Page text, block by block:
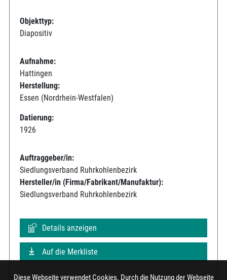
Objekttyp:
Diapositiv
Aufnahme:
Hattingen
Herstellung:
Essen (Nordrhein-Westfalen)
Datierung:
1926
Auftraggeber/in:
Siedlungsverband Ruhrkohlenbezirk
Hersteller/in (Firma/Fabrikant/Manufaktur):
Siedlungsverband Ruhrkohlenbezirk
Details anzeigen
Auf die Merkliste
Diese Webseite verwendet Cookies. Durch die Nutzung der Webseite